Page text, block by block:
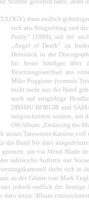
dann endlich
sich ans Songwriting und
Purity“ (1999), auf der
„Angel of Death“ zu
Herzstück in der
bis heute häufiger über
Besetzungswechsel aus
Mike Poggione (vormals
nicht mehr aus der Hand
auch auf ausgiebige
DIMMU BORGIR und
mitgeschnitten werden, um
Off-Album „Enslaving the
seiner Tatowierer-Karriere
Band bis dato
um via Metal Blade
zahlreiche Auftritte mit
dreht sich in
an der Gitarre von Mark
jedoch endlich die
dato letzte Album